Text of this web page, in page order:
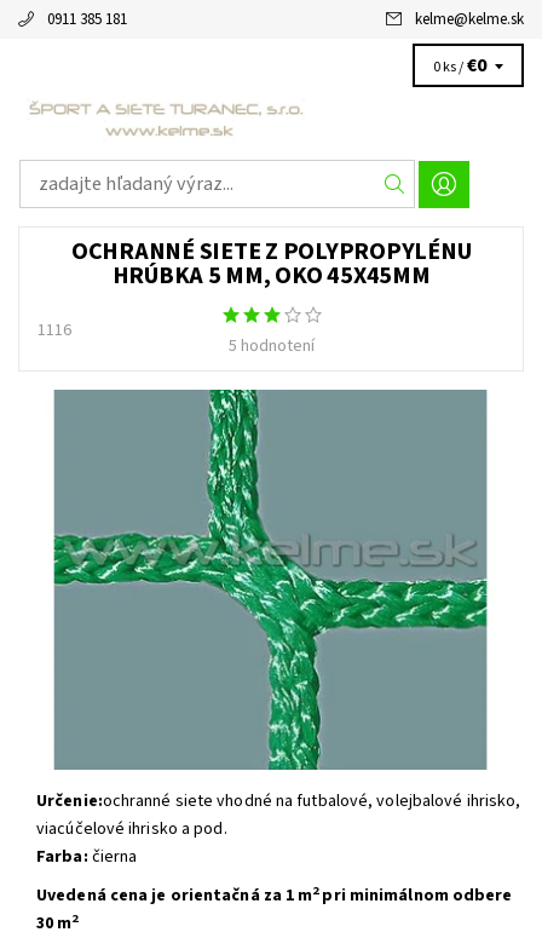
0911 385 181 kelme@kelme.sk
0 ks /€0
OCHRANNÉ SIETE Z POLYPROPYLÉNU
HRÚBKA 5 MM, OKO 45X45MM
1116
5 hodnotení
Určenie:ochranné siete vhodné na futbalové, volejbalové ihrisko,
viacúčelové ihrisko a pod.
Farba: čierna
Uvedená cena je orientačná za 1 m2 pri minimálnom odbere
30 m2